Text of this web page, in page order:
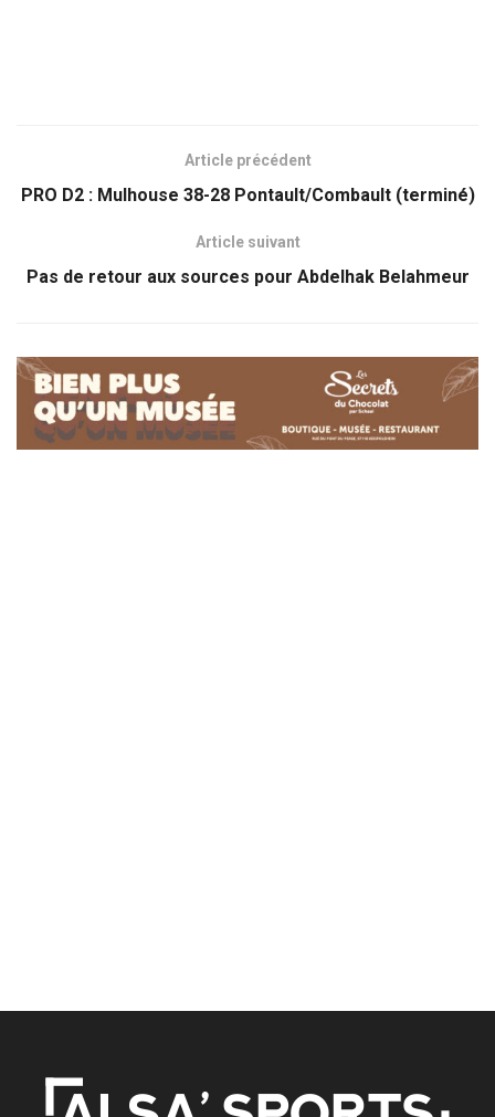
Article précédent
PRO D2 : Mulhouse 38-28 Pontault/Combault (terminé)
Article suivant
Pas de retour aux sources pour Abdelhak Belahmeur